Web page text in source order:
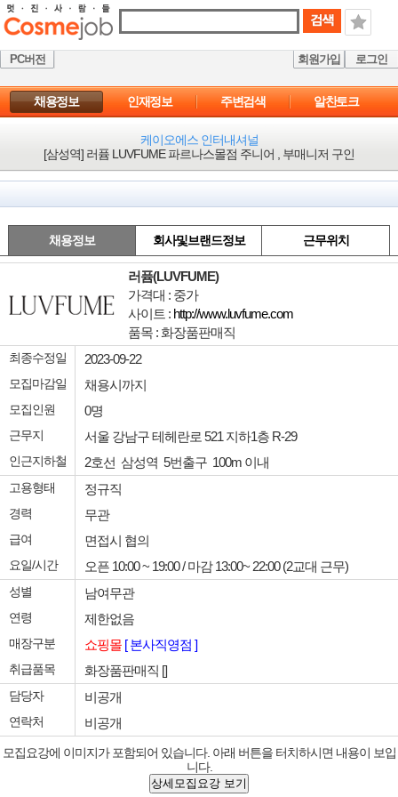
PC버전 로그인
회원가입
채용정보 인재정보 주변검색 알찬토크
케이오에스 인터내셔널
[삼성역] 러퓸 LUVFUME 파르나스몰점 주니어 , 부매니저 구인
채용정보 회사및브랜드정보 근무위치
러퓸(LUVFUME)
가격대 : 중가
사이트 : http://www.luvfume.com
품목 : 화장품판매직
최종수정일 2023-09-22
모집마감일 채용시까지
모집인원 0명
근무지 서울 강남구 테헤란로 521 지하1층 R-29
인근지하철 2호선 삼성역 5번출구 100m 이내
고용형태 정규직
경력 무관
급여 면접시 협의
요일/시간 오픈 10:00 ~ 19:00 / 마감 13:00~ 22:00 (2교대 근무)
성별 남여무관
연령 제한없음
매장구분 쇼핑몰 [ 본사직영점 ]
취급품목 화장품판매직 []
담당자 비공개
연락처 비공개
모집요강에 이미지가 포함되어 있습니다. 아래 버튼을 터치하시면 내용이 보입
니다.